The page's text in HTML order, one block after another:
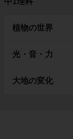
植物の世界
光・音・力
大地の変化